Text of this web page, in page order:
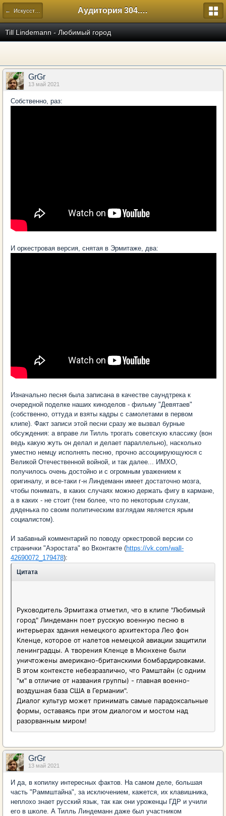
← Искусство Аудитория 304. История России
Till Lindemann - Любимый город
GrGr
13 май 2021
Собственно, раз:
И оркестровая версия, снятая в Эрмитаже, два:
Изначально песня была записана в качестве саундтрека к
очередной поделке наших киноделов - фильму "Девятаев"
(собственно, оттуда и взяты кадры с самолетами в первом
клипе). Факт записи этой песни сразу же вызвал бурные
обсуждения: а вправе ли Тилль трогать советскую классику (вон
ведь какую жуть он делал и делает параллельно), насколько
уместно немцу исполнять песню, прочно ассоциирующуюся с
Великой Отечественной войной, и так далее... ИМХО,
получилось очень достойно и с огромным уважением к
оригиналу, и все-таки г-н Линдеманн имеет достаточно мозга,
чтобы понимать, в каких случаях можно держать фигу в кармане,
а в каких - не стоит (тем более, что по некоторым слухам,
дяденька по своим политическим взглядам является ярым
социалистом).
И забавный комментарий по поводу оркестровой версии со
странички "Аэростата" во Вконтакте (https://vk.com/wall-
42690072_179478):
Цитата
Руководитель Эрмитажа отметил, что в клипе "Любимый
город" Линдеманн поет русскую военную песню в
интерьерах здания немецкого архитектора Лео фон
Кленце, которое от налетов немецкой авиации защитили
ленинградцы. А творения Кленце в Мюнхене были
уничтожены американо-британскими бомбардировками.
В этом контексте небезразлично, что Рамштайн (с одним
"м" в отличие от названия группы) - главная военно-
воздушная база США в Германии".
Диалог культур может принимать самые парадоксальные
формы, оставаясь при этом диалогом и мостом над
разорванным миром!
GrGr
13 май 2021
И да, в копилку интересных фактов. На самом деле, большая
часть "Раммштайна", за исключением, кажется, их клавишника,
неплохо знает русский язык, так как они уроженцы ГДР и учили
его в школе. А Тилль Линдеманн даже был участником